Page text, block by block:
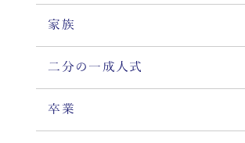
家族
二分の一成人式
卒業